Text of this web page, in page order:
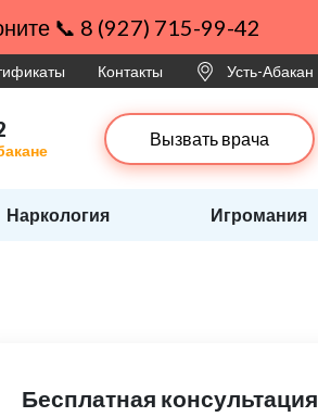
📞 8 (927) 715-99-42
Контакты Усть-Абакан
Вызвать врача
Наркология Игромания
Бесплатная консультация